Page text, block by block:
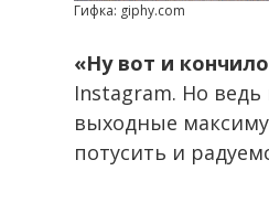
Гифка: giphy.com
«Ну вот и
Instagram. Но
выходные
потусить и